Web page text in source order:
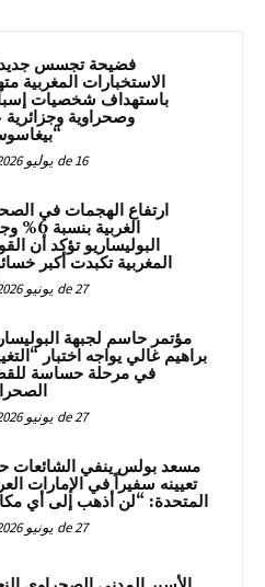
فضيحة تجسس
الاستخبارات المغربية
باستهداف شخصيات
وصحراوية وجزائرية
16 de يوليو de 2026
ارتفاع الهجمات في
الغربية
البوليساريو تؤكد أن
المغربية تكبدت أكبر
27 de يونيو de 2026
مؤتمر حاسم لجبهة
براهيم غالي يواجه اختبار
في مرحلة حساسة
27 de يونيو de 2026
مسعد بولس ينفي الشائعات
تعيينه سفيراً في الإمارات
المتحدة: “لن أذهب إلى أي
27 de يونيو de 2026